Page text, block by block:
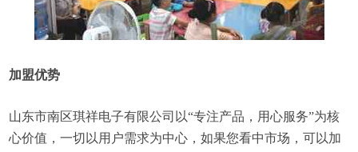
加盟优势
山东市南区琪祥电子有限公司以“专注产品，用心服务”为核
心价值，一切以用户需求为中心，如果您看中市场，可以加